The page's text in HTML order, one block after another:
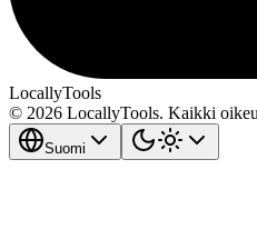
LocallyTools
© 2026 LocallyTools. Kaikki
Suomi